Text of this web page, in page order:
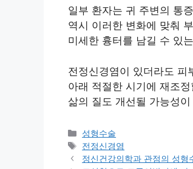
일부 환자는 귀 주변의 통
역시 이러한 변화에 맞춰
미세한 흉터를 남길 수 있
전정신경염이 있더라도 피
아래 적절한 시기에 재조
삶의 질도 개선될 가능성이
카
테
고
성형수술
태
그
전정신경염
정신건강의학과 관점의 성형